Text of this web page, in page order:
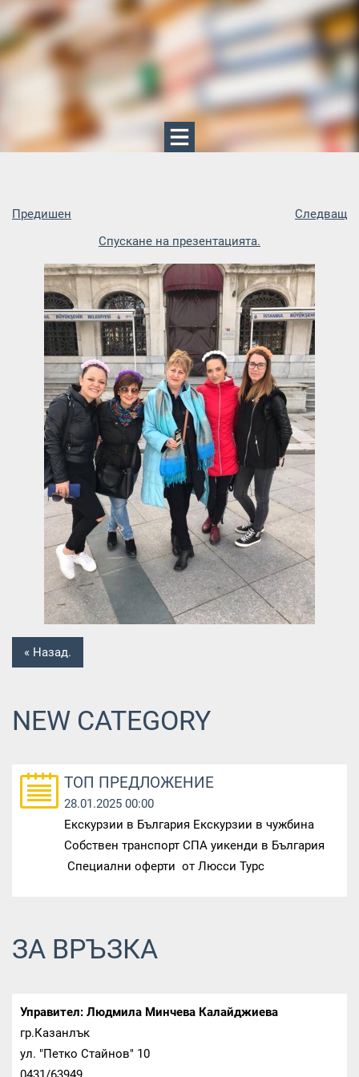
Предишен
Следващ
Спускане на презентацията.
« Назад.
NEW CATEGORY
ТОП ПРЕДЛОЖЕНИЕ
28.01.2025 00:00
Екскурзии в България Екскурзии в чужбина
Собствен транспорт СПА уикенди в България
Специални оферти от Люсси Турс
ЗА ВРЪЗКА
Управител: Людмила Минчева Калайджиева
гр.Казанлък
ул. "Петко Стайнов" 10